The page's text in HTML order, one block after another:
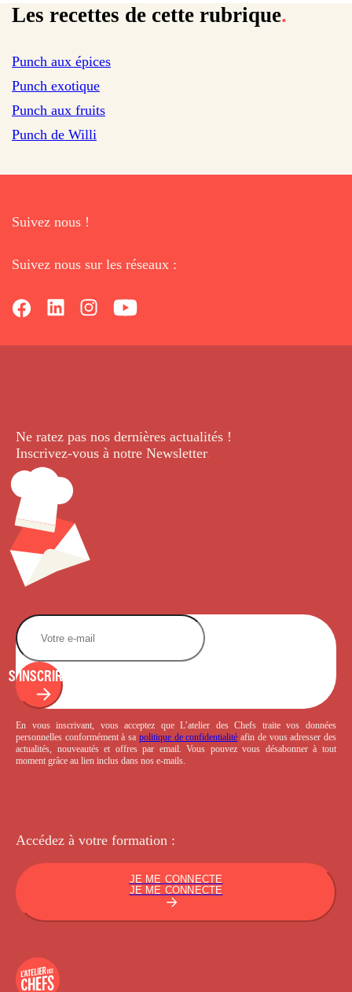
Les recettes de cette rubrique.
Punch aux épices
sur 36 avis
Punch exotique
Punch aux fruits
Punch de Willi
Suivez nous !
Suivez nous sur les réseaux :
Ne ratez pas nos dernières actualités !
Inscrivez-vous à notre Newsletter.
S'INSCRIRE
En vous inscrivant, vous acceptez que L’atelier des Chefs traite vos données
personnelles conformément à sa politique de confidentialité afin de vous adresser des
actualités, nouveautés et offres par email. Vous pouvez vous désabonner à tout
moment grâce au lien inclus dans nos e-mails.
Accédez à votre formation :
JE ME CONNECTE
JE ME CONNECTE